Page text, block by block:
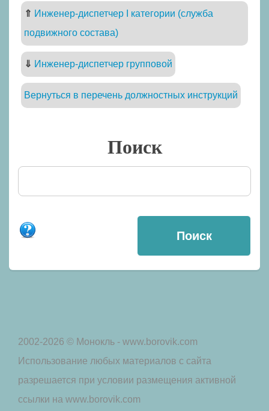
⇑ Инженер-диспетчер I категории (служба
подвижного состава)
⇓ Инженер-диспетчер групповой
Вернуться в перечень должностных инструкций
Поиск
2002-2026 © Монокль - www.borovik.com
Использование любых материалов с сайта
разрешается при условии размещения активной
ссылки на www.borovik.com